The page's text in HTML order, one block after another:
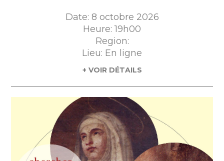
Date: 8 octobre 2026
Heure: 19h00
Region:
Lieu: En ligne
+ VOIR DÉTAILS